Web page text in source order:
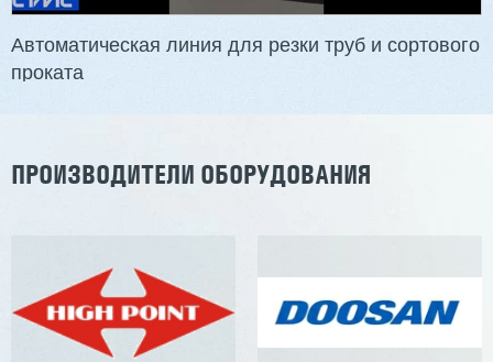
Узлы: 4 пилы, 2 фрезы
Автоматическая линия для резки труб и сортового
проката
ПРОИЗВОДИТЕЛИ ОБОРУДОВАНИЯ